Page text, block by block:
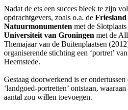
Nadat de ets een succes bleek te zijn
opdrachtgevers, zoals o.a. de
Natuurmonumenten met de
Universiteit van Groningen met de
Themajaar van de Buitenplaatsen
organiserende stichting een ‘portret’
Heemstede.
Gestaag doorwerkend is er
‘landgoed-portretten’ ontstaan,
aantal zou willen toevoegen.